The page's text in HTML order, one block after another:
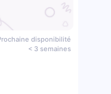
disponibilité
< 3 semaines